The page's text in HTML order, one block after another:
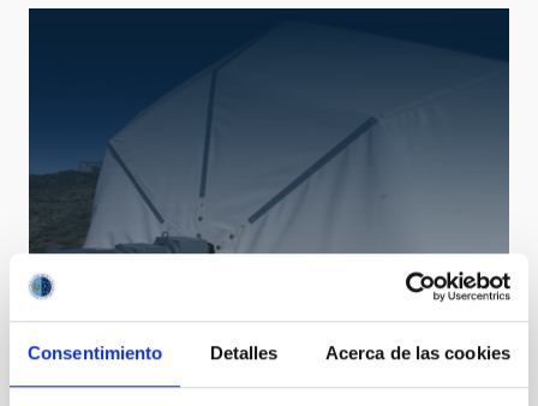
Consentimiento Detalles Acerca de las cookies
DIMM-OT